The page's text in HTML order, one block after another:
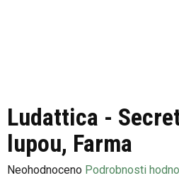
Ludattica -
lupou, Farma
Průměrné
Neohodnoceno Podrobnosti